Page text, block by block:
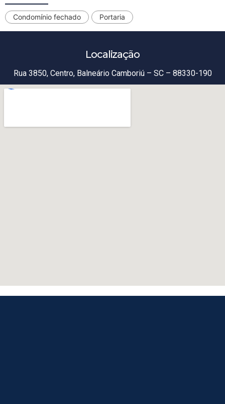
Condomínio fechado Portaria
Localização
Rua 3850, Centro, Balneário Camboriú – SC – 88330-190